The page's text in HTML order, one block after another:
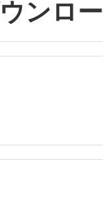
ンロ